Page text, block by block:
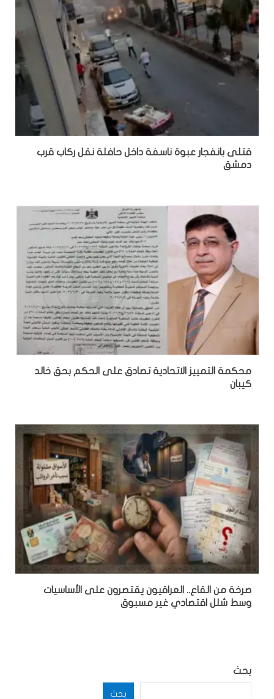
قتلى بانفجار عبوة ناسفة داخل حافلة نقل ركاب قرب
دمشق
محكمة التمييز الاتحادية تصادق على الحكم بحق خالد
كيبان
صرخة من القاع.. العراقيون يقتصرون على الأساسيات
وسط شلل اقتصادي غير مسبوق
بحث
بحث